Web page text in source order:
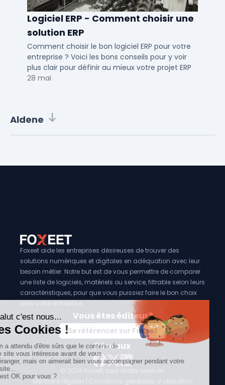
Logiciel ERP - Comment choisir une
solution ERP
Comment choisir le bon logiciel ERP pour votre
entreprise ? Voici les bons conseils pour y voir
plus clair pour définir au mieux votre projet ERP
28 mai
Aldene
Foxeet aide les entreprises désireuses de trouver des
solutions numériques et digitales en adéquation avec leur
besoin métier. Notre but est de vous permettre de comparer
une liste de logiciels, matériels ou service, filtrable selon leurs
caractéristiques, pour que vous puissiez faire le bon choix
Vous êtes éditeur?
Se référencer sur Foxeet
Réseaux
Mentions légales